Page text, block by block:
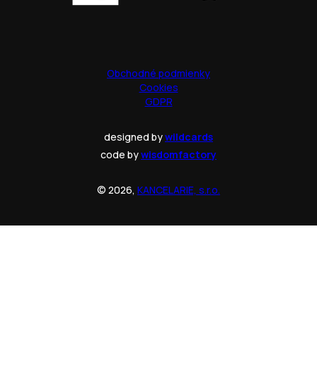
Obchodné podmienky
Cookies
GDPR
designed bywildcards
code bywisdomfactory
© 2026, KANCELARIE, s.r.o.